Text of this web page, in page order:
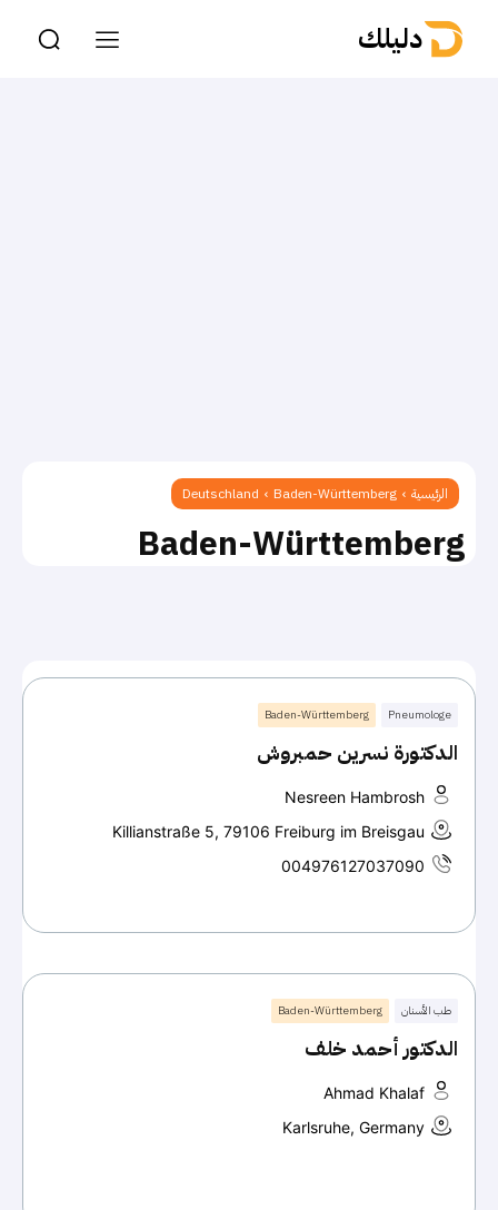
دليلك
الرئيسية Deutschland Baden-Württemberg
Baden-Württemberg
Pneumologe
Baden-Württemberg
الدكتورة نسرين حمبروش
Nesreen Hambrosh
Killianstraße 5, 79106 Freiburg im Breisgau
004976127037090
طب الأسنان Baden-Württemberg
الدكتور أحمد خلف
Ahmad Khalaf
Karlsruhe, Germany